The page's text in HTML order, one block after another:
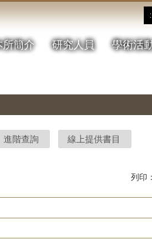
所簡介 研究人員 學術活
進階查詢 線上提供書目
列印：